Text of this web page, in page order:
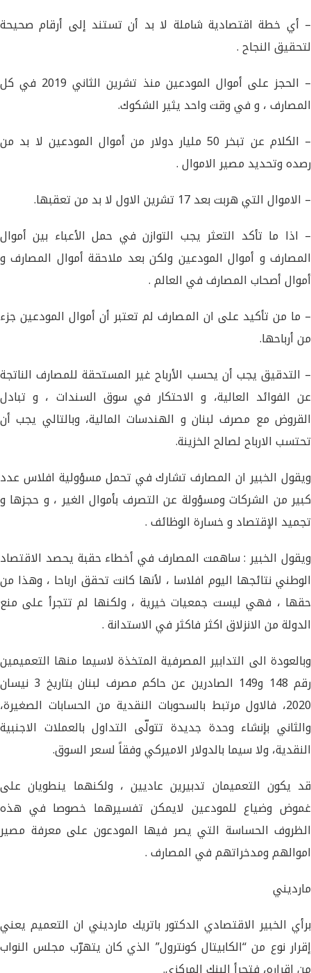
– أي خطة اقتصادية شاملة لا بد أن تستند إلى أرقام صحيحة
لتحقيق النجاح .
– الحجز على أموال المودعين منذ تشرين الثاني 2019 في كل
المصارف ، و في وقت واحد يثير الشكوك.
– الكلام عن تبخر 50 مليار دولار من أموال المودعين لا بد من
رصده وتحديد مصير الاموال .
– الاموال التي هربت بعد 17 تشرين الاول لا بد من تعقبها.
– اذا ما تأكد التعثر يجب التوازن في حمل الأعباء بين أموال
المصارف و أموال المودعين ولكن بعد ملاحقة أموال المصارف و
أموال أصحاب المصارف في العالم .
– ما من تأكيد على ان المصارف لم تعتبر أن أموال المودعين جزء
من أرباحها.
– التدقيق يجب أن يحسب الأرباح غير المستحقة للمصارف الناتجة
عن الفوائد العالية، و الاحتكار في سوق السندات ، و تبادل
القروض مع مصرف لبنان و الهندسات المالية، وبالتالي يجب أن
تحتسب الارباح لصالح الخزينة.
ويقول الخبير ان المصارف تشارك في تحمل مسؤولية ​افلاس​ عدد
كبير من الشركات ومسؤولة عن التصرف بأموال الغير ، و حجزها و
تجميد الإقتصاد و خسارة الوظائف .
ويقول الخبير : ساهمت المصارف في أخطاء حقبة يحصد الاقتصاد
الوطني نتائجها اليوم افلاسا ، لأنها كانت تحقق ارباحا ، وهذا من
حقها ، فهي ليست جمعيات خيرية ، ولكنها لم تتجرأ على منع
الدولة من الانزلاق اكثر فاكثر في الاستدانة .
وبالعودة الى التدابير المصرفية المتخذة لاسيما منها التعميمين
رقم 148 و149 الصادرين عن ​حاكم مصرف لبنان​ بتاريخ 3 نيسان
2020، فالاول مرتبط بالسحوبات النقدية من الحسابات الصغيرة،
والثاني بإنشاء وحدة جديدة تتولّى التداول بالعملات الاجنبية
النقدية، ولا سيما بالدولار الاميركي وفقاً لسعر السوق.
قد يكون التعميمان تدبيرين عاديين ، ولكنهما ينطويان على
غموض وضياع للمودعين لايمكن تفسيرهما خصوصا في هذه
الظروف الحساسة التي يصر فيها المودعون على معرفة مصير
اموالهم ومدخراتهم في المصارف .
مارديني
برأي ​الخبير الاقتصادي​ الدكتور باتريك مارديني ان التعميم يعني
إقرار نوع من “الكابيتال كونترول” الذي كان يتهرّب مجلس النواب